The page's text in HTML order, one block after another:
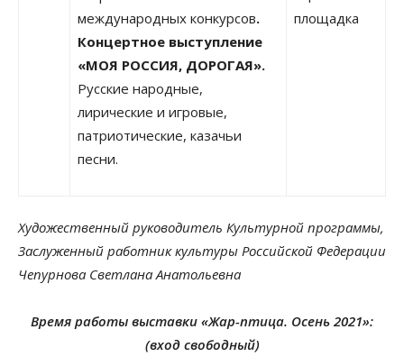
международных конкурсов.
Концертное выступление
«МОЯ РОССИЯ, ДОРОГАЯ».
Русские народные,
лирические и игровые,
патриотические, казачьи
песни.
площадка
Художественный руководитель Культурной программы,
Заслуженный работник культуры Российской Федерации
Чепурнова Светлана Анатольевна
Время работы выставки «Жар-птица. Осень 2021»:
(вход свободный)